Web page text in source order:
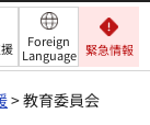
Foreign
Language 緊急情報
> 教育委員会